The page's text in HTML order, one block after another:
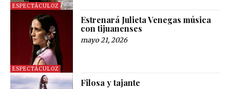
ESPECTÁCULOZ
ESPECTÁCULOZ
Estrenará Julieta Venegas música
con tijuanenses
mayo 21, 2026
Filosa y tajante